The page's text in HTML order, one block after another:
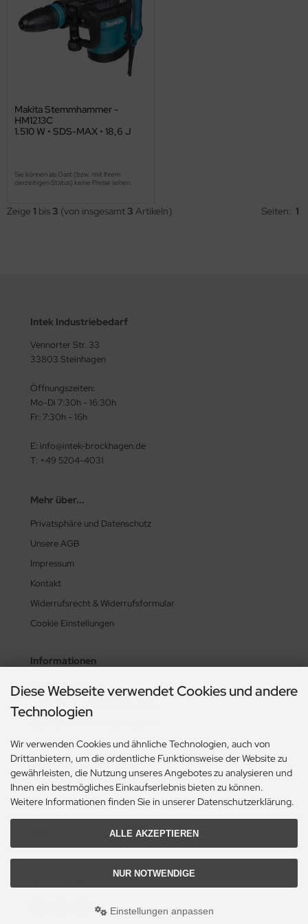
Makita Stemmhammer -
HM1213C
1.510 W • SDS-MAX • 18,6 J
Sie können als Gast (bzw. mit Ihrem
derzeitigen Status) keine Preise sehen.
Zeige 1 bis 3 (von insgesamt 3 Artikeln) Seiten: 1
Intek Industriebedarf
Vennorter Str. 33
33803 Steinhagen
Öffnungszeiten:
Mo-Di 7:30h - 16:30h
Fr: 7:30h - 16h
E: info@intek-brockhagen.de
T: +49 5204-4031
Mehr über...
Privatsphäre und Datenschutz
Unsere AGB
Impressum
Kontakt
Widerrufsrecht & Widerrufsformular
Cookie Einstellungen
Informationen
Zahlung & Versand
Lieferzeit & Lieferbedingungen
Historie? Fehlanzeige!
Aktionsheft Sommer 2026
Zahlungsmethoden
Diese Webseite verwendet Cookies und andere
Technologien
Wir verwenden Cookies und ähnliche Technologien, auch von
Drittanbietern, um die ordentliche Funktionsweise der Website zu
gewährleisten, die Nutzung unseres Angebotes zu analysieren und
Ihnen ein bestmögliches Einkaufserlebnis bieten zu können.
Weitere Informationen finden Sie in unserer Datenschutzerklärung.
ALLE AKZEPTIEREN
NUR NOTWENDIGE
Einstellungen anpassen